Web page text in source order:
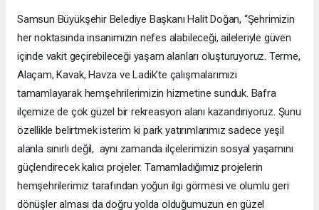
Samsun Büyükşehir Belediye Başkanı Halit Doğan, “Şehrimizin
her noktasında insanımızın nefes alabileceği, aileleriyle güven
içinde vakit geçirebileceği yaşam alanları oluşturuyoruz. Terme,
Alaçam, Kavak, Havza ve Ladik’te çalışmalarımızı
tamamlayarak hemşehrilerimizin hizmetine sunduk. Bafra
ilçemize de çok güzel bir rekreasyon alanı kazandırıyoruz. Şunu
özellikle belirtmek isterim ki park yatırımlarımız sadece yeşil
alanla sınırlı değil, aynı zamanda ilçelerimizin sosyal yaşamını
güçlendirecek kalıcı projeler. Tamamladığımız projelerin
hemşehrilerimiz tarafından yoğun ilgi görmesi ve olumlu geri
dönüşler alması da doğru yolda olduğumuzun en güzel